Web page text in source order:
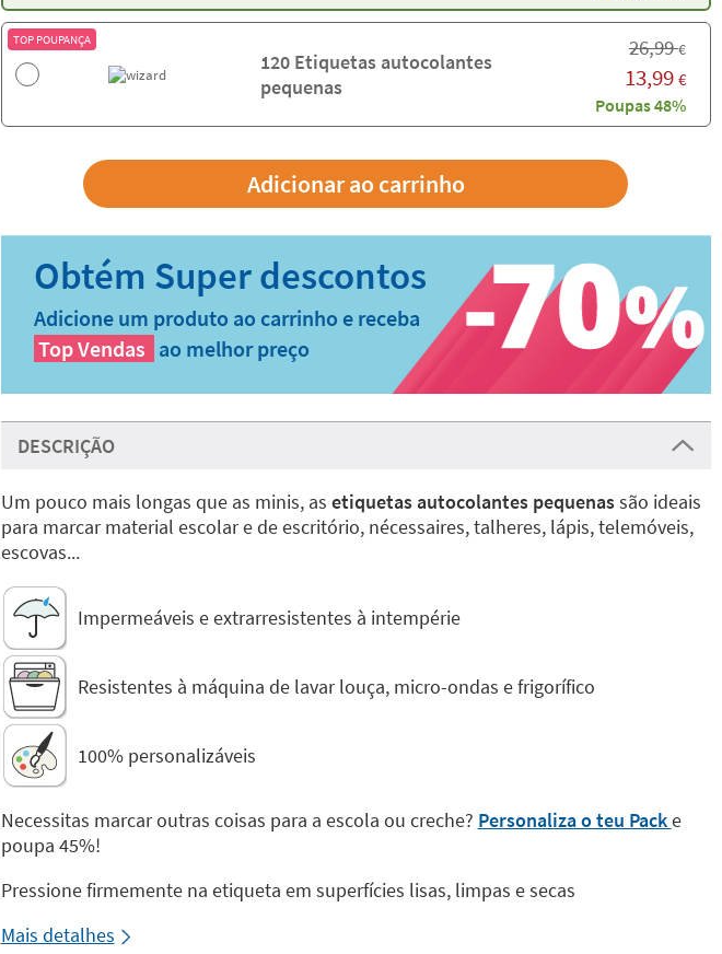
TOP POUPANÇA
120 Etiquetas autocolantes
pequenas
26,99€
13,99 €
Poupas 48%
Adicione um produto ao carrinho e receba
Top Vendas ao melhor preço
DESCRIÇÃO
Um pouco mais longas que as minis, as etiquetas autocolantes pequenassão ideais
para marcar material escolar e de escritório, nécessaires, talheres, lápis, telemóveis,
escovas...
Impermeáveis e extrarresistentes à intempérie
Resistentes à máquina de lavar louça, micro-ondas e frigorífico
100% personalizáveis
Necessitas marcar outras coisas para a escola ou creche? Personaliza o teu Packe
poupa 45%!
Pressione firmemente na etiqueta em superfícies lisas, limpas e secas
Mais detalhes